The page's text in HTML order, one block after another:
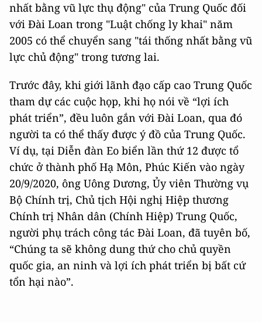
nhất bằng vũ lực thụ động" của Trung Quốc đối
với Đài Loan trong "Luật chống ly khai" năm
2005 có thể chuyển sang "tái thống nhất bằng vũ
lực chủ động" trong tương lai.
Trước đây, khi giới lãnh đạo cấp cao Trung Quốc
tham dự các cuộc họp, khi họ nói về “lợi ích
phát triển”, đều luôn gắn với Đài Loan, qua đó
người ta có thể thấy được ý đồ của Trung Quốc.
Ví dụ, tại Diễn đàn Eo biển lần thứ 12 được tổ
chức ở thành phố Hạ Môn, Phúc Kiến vào ngày
20/9/2020, ông Uông Dương, Ủy viên Thường vụ
Bộ Chính trị, Chủ tịch Hội nghị Hiệp thương
Chính trị Nhân dân (Chính Hiệp) Trung Quốc,
người phụ trách công tác Đài Loan, đã tuyên bố,
“Chúng ta sẽ không dung thứ cho chủ quyền
quốc gia, an ninh và lợi ích phát triển bị bất cứ
tổn hại nào”.